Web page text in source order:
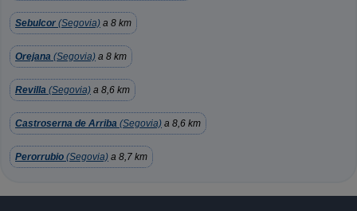
Sebulcor (Segovia) a 8 km
Orejana (Segovia) a 8 km
Revilla (Segovia) a 8,6 km
Castroserna de Arriba (Segovia) a 8,6 km
Perorrubio (Segovia) a 8,7 km